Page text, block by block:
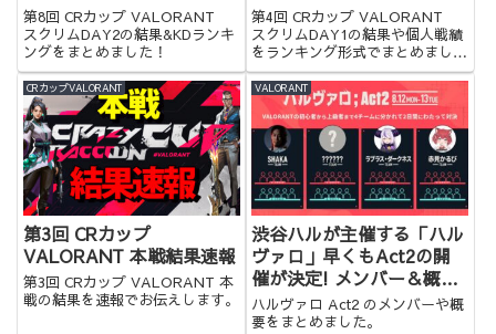
まとめ
第8回 CRカップ VALORANT
スクリムDAY2の結果&KDランキ
ングをまとめました！
まとめ
第4回 CRカップ VALORANT
スクリムDAY1の結果や個人戦績
をランキング形式でまとめまし
た！
CRカップVALORANT
第3回 CRカップ
VALORANT 本戦結果速報
第3回 CRカップ VALORANT 本
戦の結果を速報でお伝えします。
VALORANT
渋谷ハルが主催する「ハル
ヴァロ」早くもAct2の開
催が決定! メンバー＆概要
＆結果まとめ
ハルヴァロ Act2 のメンバーや概
要をまとめました。